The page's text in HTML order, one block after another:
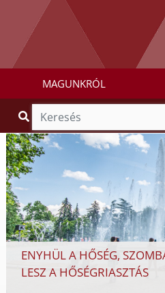
MAGUNKRÓL
ENYHÜL A HŐSÉG,
LESZ A HŐSÉGRIASZTÁS